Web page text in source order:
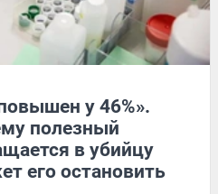
у 46%».
полезный
в убийцу
его остановить